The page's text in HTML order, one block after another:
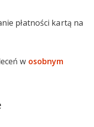
płatności kartą na
w osobnym